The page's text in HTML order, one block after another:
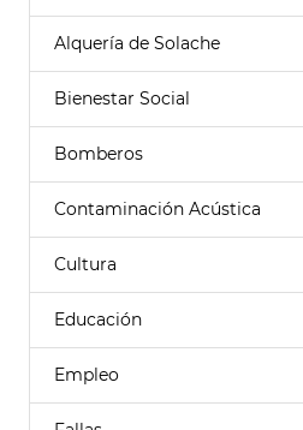
Alquería de Solache
Bienestar Social
Bomberos
Contaminación Acústica
Cultura
Educación
Empleo